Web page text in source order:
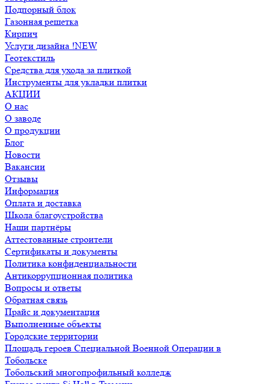
Подпорный блок
Газонная решетка
Кирпич
Услуги дизайна !NEW
Геотекстиль
Средства для ухода за плиткой
Инструменты для укладки плитки
АКЦИИ
О нас
О заводе
О продукции
Блог
Новости
Вакансии
Отзывы
Информация
Оплата и доставка
Школа благоустройства
Наши партнёры
Аттестованные строители
Сертификаты и документы
Политика конфиденциальности
Антикоррупционная политика
Вопросы и ответы
Обратная связь
Прайс и документация
Выполненные объекты
Городские территории
Площадь героев Специальной Военной Операции в
Тобольске
Тобольский многопрофильный колледж